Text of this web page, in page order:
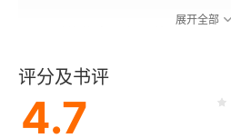
确证
不可动摇的知识
展开全部
评分及书评
4.7